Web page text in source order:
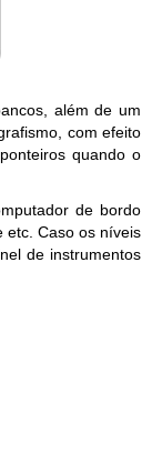
além de um
com efeito
quando o
de bordo
etc. Caso os níveis
de instrumentos